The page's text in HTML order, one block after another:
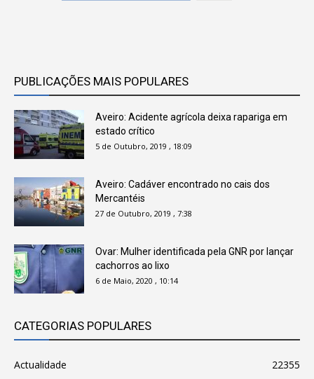
PUBLICAÇÕES MAIS POPULARES
Aveiro: Acidente agrícola deixa rapariga em
estado crítico
5 de Outubro, 2019 , 18:09
Aveiro: Cadáver encontrado no cais dos
Mercantéis
27 de Outubro, 2019 , 7:38
Ovar: Mulher identificada pela GNR por lançar
cachorros ao lixo
6 de Maio, 2020 , 10:14
CATEGORIAS POPULARES
Actualidade 22355